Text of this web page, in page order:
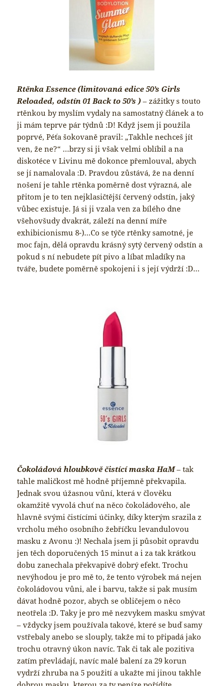
Rtěnka Essence (limitovaná edice 50’s Girls
Reloaded, odstín 01 Back to 50’s )– zážitky s touto
rtěnkou by myslím vydaly na samostatný článek a to
ji mám teprve pár týdnů :D! Když jsem ji použila
poprvé, Péťa šokovaně pravil: „Takhle nechceš jít
ven, že ne?“ …brzy si ji však velmi oblíbil a na
diskotéce v Livinu mě dokonce přemlouval, abych
se jí namalovala :D. Pravdou zůstává, že na denní
nošení je tahle rtěnka poměrně dost výrazná, ale
přitom je to ten nejklasičtější červený odstín, jaký
vůbec existuje. Já si ji vzala ven za bílého dne
všehovšudy dvakrát, záleží na denní míře
exhibicionismu 8-)…Co se týče rtěnky samotné, je
moc fajn, dělá opravdu krásný sytý červený odstín a
pokud s ní nebudete pít pivo a líbat mladíky na
tváře, budete poměrně spokojeni i s její výdrží :D…
Čokoládová hloubkově čistící maska HaM– tak
tahle maličkost mě hodně příjemně překvapila.
Jednak svou úžasnou vůní, která v člověku
okamžitě vyvolá chuť na něco čokoládového, ale
hlavně svými čistícími účinky, díky kterým srazila z
vrcholu mého osobního žebříčku levandulovou
masku z Avonu :)! Nechala jsem ji působit opravdu
jen těch doporučených 15 minut a i za tak krátkou
dobu zanechala překvapivě dobrý efekt. Trochu
nevýhodou je pro mě to, že tento výrobek má nejen
čokoládovou vůni, ale i barvu, takže si pak musím
dávat hodně pozor, abych se obličejem o něco
neotřela :D. Taky je pro mě nezvykem masku smývat
– vždycky jsem používala takové, které se buď samy
vstřebaly anebo se slouply, takže mi to připadá jako
trochu otravný úkon navíc. Tak či tak ale pozitiva
zatím převládají, navíc malé balení za 29 korun
vydrží zhruba na 5 použití a ukažte mi jinou takhle